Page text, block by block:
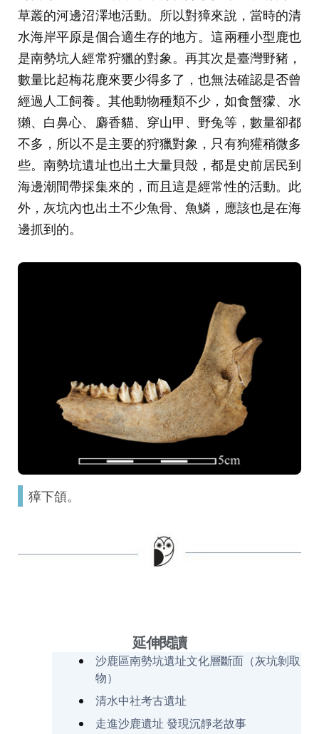
草叢的河邊沼澤地活動。所以對獐來說，當時的清
水海岸平原是個合適生存的地方。這兩種小型鹿也
是南勢坑人經常狩獵的對象。再其次是臺灣野豬，
數量比起梅花鹿來要少得多了，也無法確認是否曾
經過人工飼養。其他動物種類不少，如食蟹獴、水
獺、白鼻心、麝香貓、穿山甲、野兔等，數量卻都
不多，所以不是主要的狩獵對象，只有狗獾稍微多
些。南勢坑遺址也出土大量貝殼，都是史前居民到
海邊潮間帶採集來的，而且這是經常性的活動。此
外，灰坑內也出土不少魚骨、魚鱗，應該也是在海
邊抓到的。
獐下頜。
延伸閱讀
沙鹿區南勢坑遺址文化層斷面（灰坑剝取
物）
清水中社考古遺址
走進沙鹿遺址 發現沉靜老故事